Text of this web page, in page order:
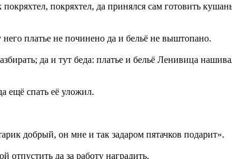
покряхтел, да принялся сам готовить
платье не починено да и бельё не выштопано.
да и тут беда: платье и бельё Ленивица
ещё спать её уложил.
добрый, он мне и так задаром пятачков подарит».
да за работу наградить.